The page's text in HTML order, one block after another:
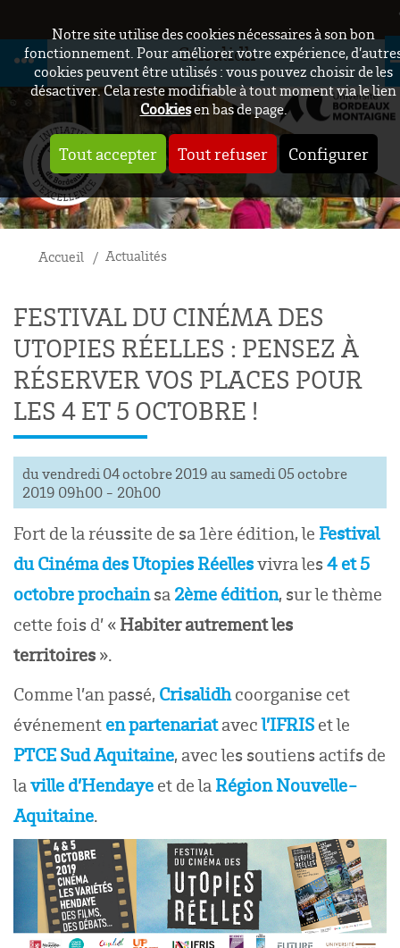
Notre site utilise des cookies nécessaires à son bon
fonctionnement. Pour améliorer votre expérience,
cookies peuvent être utilisés : vous pouvez choisir de les
désactiver. Cela reste modifiable à tout moment via le lien
Cookiesen bas de page.
Tout accepter Tout refuser Configurer
Crisalidh
Accueil Actualités
FESTIVAL DU CINÉMA DES
UTOPIES RÉELLES : PENSEZ À
RÉSERVER VOS PLACES POUR
LES 4 ET 5 OCTOBRE !
du vendredi 04 octobre 2019 au samedi 05 octobre
2019 09h00 - 20h00
Fort de la réussite de sa 1ère édition, le Festival
du Cinéma des Utopies Réellesvivra les4 et 5
octobre prochainsa 2ème édition, sur le thème
cette fois d’ «Habiter autrement les
territoires».
Comme l’an passé, Crisalidhcoorganise cet
événementen partenariatavecl’IFRISet le
PTCE Sud Aquitaine, avec les soutiens actifs de
laville d’Hendayeet de la Région Nouvelle-
Aquitaine.